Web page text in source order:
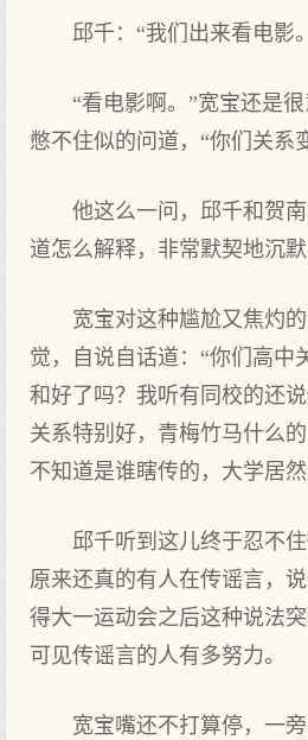
邱千：“我们出来看电影
“看电影啊。”宽宝还是
憋不住似的问道，“你们关系
他这么一问，邱千和贺
道怎么解释，非常默契地沉默
宽宝对这种尴尬又焦灼
觉，自说自话道：“你们高中
和好了吗？我听有同校的还
关系特别好，青梅竹马什么
不知道是谁瞎传的，大学居
邱千听到这儿终于忍不
原来还真的有人在传谣言，
得大一运动会之后这种说法
可见传谣言的人有多努力。
宽宝嘴还不打算停，一